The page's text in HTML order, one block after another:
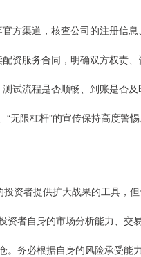
方渠道，核查公司的注册信息
资服务合同，明确双方权责
试流程是否顺畅、到账是否
“无限杠杆”的宣传保持高度
资者提供扩大战果的工具，
者自身的市场分析能力、交
。务必根据自身的风险承受能